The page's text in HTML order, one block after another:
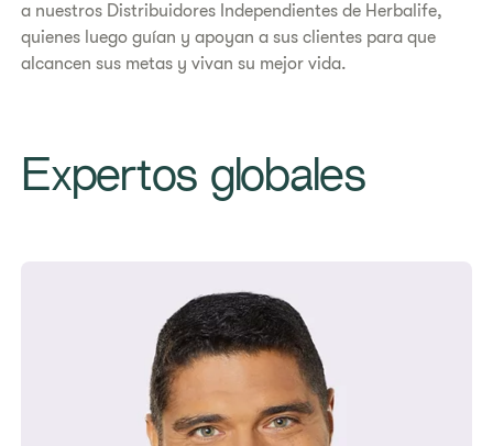
a nuestros Distribuidores Independientes de Herbalife,
quienes luego guían y apoyan a sus clientes para que
alcancen sus metas y vivan su mejor vida.
Expertos globales